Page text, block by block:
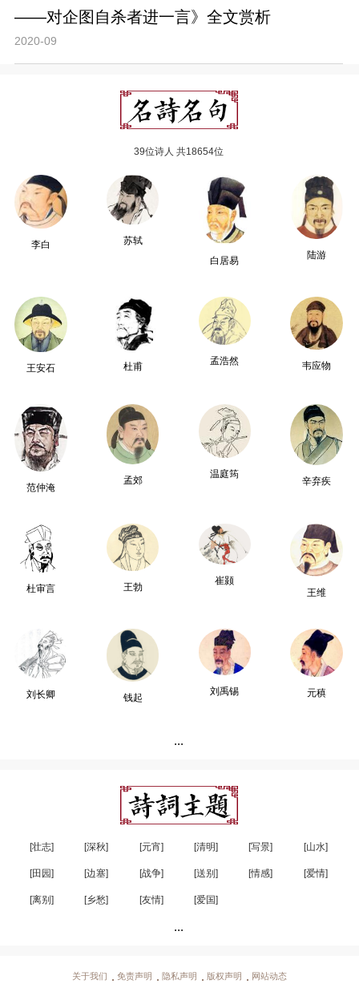
——对企图自杀者进一言》全文赏析
2020-09
39位诗人 共18654位
李白
苏轼
白居易
陆游
王安石 杜甫
孟浩然 韦应物
范仲淹
孟郊
温庭筠
辛弃疾
杜审言 王勃
崔颢
王维
刘长卿 钱起
刘禹锡 元稹
...
[壮志] [深秋] [元宵] [清明] [写景] [山水]
[田园] [边塞] [战争] [送别] [情感] [爱情]
[离别] [乡愁] [友情] [爱国]
...
关于我们 免责声明 隐私声明 版权声明 网站动态